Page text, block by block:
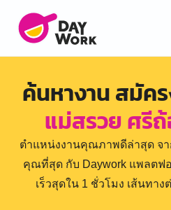
ค้นหางาน สมัค
แม่สรวย ศรี
ตำแหน่งงานคุณภาพดีล่าสุด จ
คุณที่สุด กับ Daywork แพลตฟ
เร็วสุดใน 1 ชั่วโมง เส้นทา